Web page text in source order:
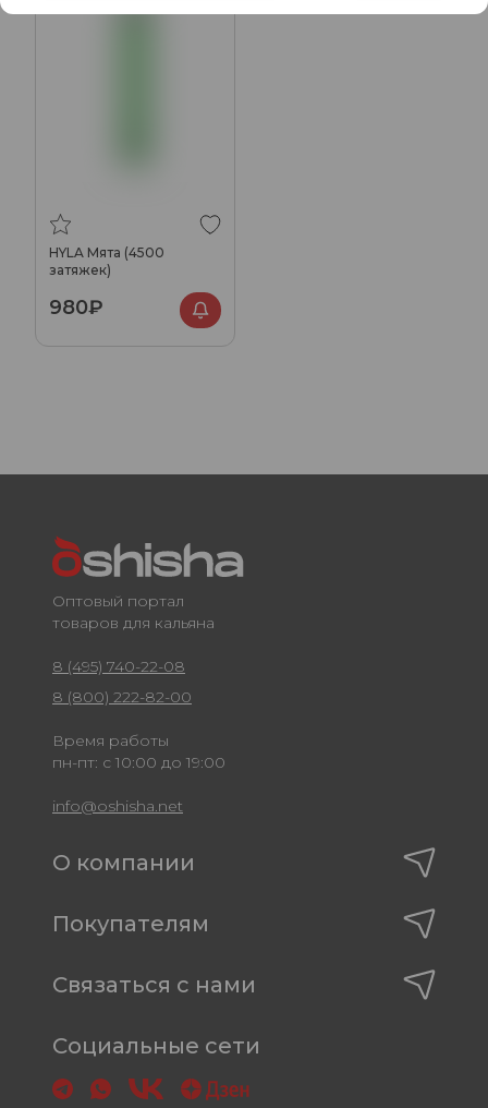
HYLA Мята (4500
затяжек)
980₽
Оптовый портал
товаров для кальяна
8 (495) 740-22-08
8 (800) 222-82-00
Время работы
пн-пт: с 10:00 до 19:00
info@oshisha.net
О компании
Покупателям
Связаться с нами
Социальные сети